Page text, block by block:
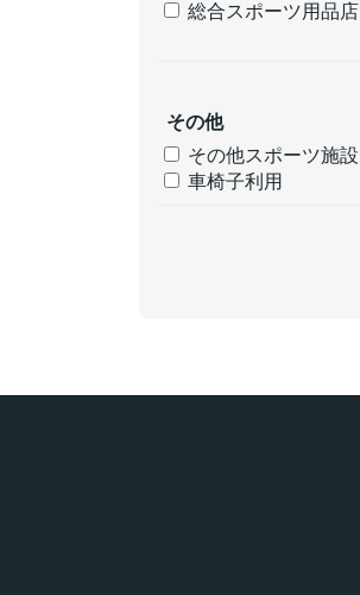
総合スポーツ用品店
その他
その他スポーツ施設
車椅子利用